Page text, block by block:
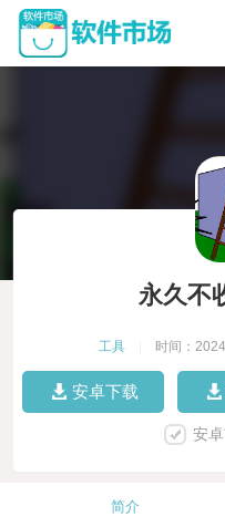
永久不
工具 时间：
安卓下载
安
简介